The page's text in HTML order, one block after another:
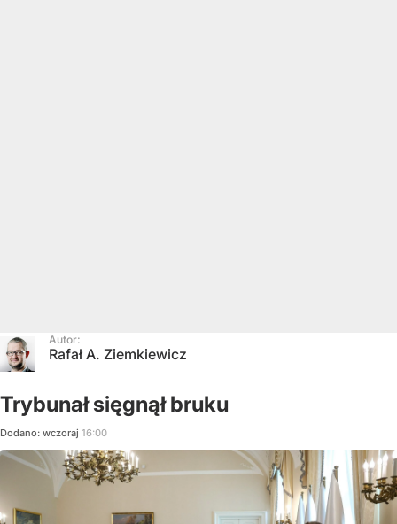
Autor:
Rafał A. Ziemkiewicz
Trybunał sięgnął bruku
Dodano: wczoraj 16:00